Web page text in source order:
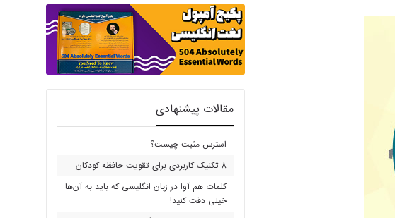
مقالات پیشنهادی
استرس مثبت چیست؟
8 تکنیک کاربردی برای تقویت حافظه کودکان
کلمات هم آوا در زبان انگلیسی که باید به آن‌ها
خیلی دقت کنید!